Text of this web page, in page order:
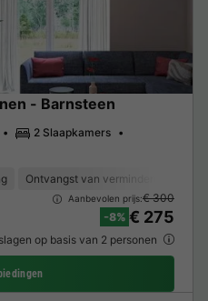
- Barnsteen
2 Slaapkamers
Ontvangst van verminderde
Aanbevolen prijs:€ 300
-8% € 275
op basis van 2 personen